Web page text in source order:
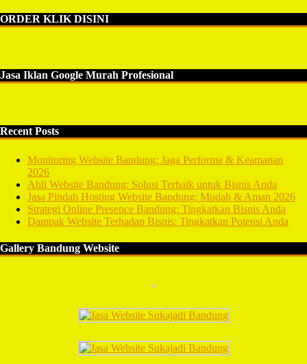
ORDER KLIK DISINI
Jasa Iklan Google Murah Profesional
Recent Posts
Monitoring Website Bandung: Jaga Performa & Keamanan
2026
Ahli Website Bandung: Solusi Terbaik untuk Bisnis Anda
Jasa Pindah Hosting Website Bandung: Mudah & Aman 2026
Strategi Online Presence Bandung: Tingkatkan Bisnis Anda
Dampak Website Terhadap Bisnis: Tingkatkan Potensi Anda
Gallery Bandung Website